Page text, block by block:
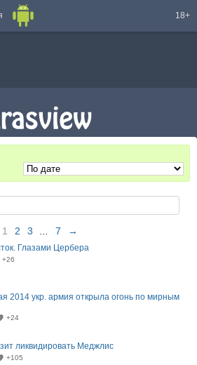
18+
1 2 3 7 →
Глазами Цербера
+26
2014 укр. армия открыла огонь по мирным
+24
ликвидировать Меджлис
+105